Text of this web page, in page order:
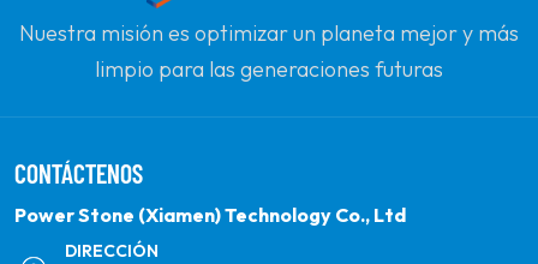
Nuestra misión es optimizar un planeta mejor y más
limpio para las generaciones futuras
energía limpia y su socio global más confiable para la
calidad, la profesionalidad y la innovación.
CONTÁCTENOS
Power Stone (Xiamen) Technology Co., Ltd
DIRECCIÓN